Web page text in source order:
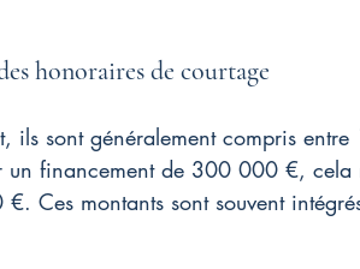
honoraires de courtage
ils sont généralement compris
un financement de 300 000 €, cela
Ces montants sont souvent